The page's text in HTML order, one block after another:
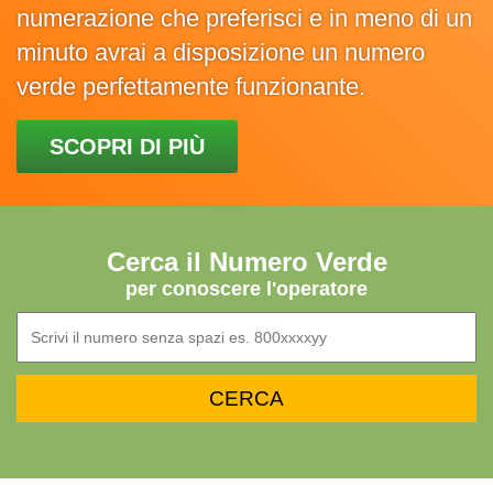
numerazione che preferisci e in meno di un
minuto avrai a disposizione un numero
verde perfettamente funzionante.
SCOPRI DI PIÙ
Cerca il Numero Verde
per conoscere l'operatore